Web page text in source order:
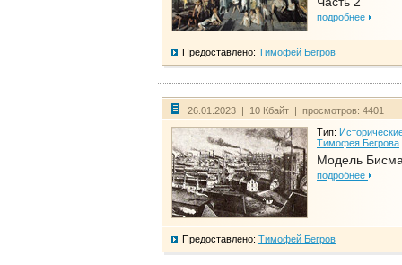
подробнее
Предоставлено: Тимофей Бегров
26.01.2023 | 10 Кбайт | просмотров: 4401
Тип:
Тимофея Бегрова
Модель
подробнее
Предоставлено: Тимофей Бегров